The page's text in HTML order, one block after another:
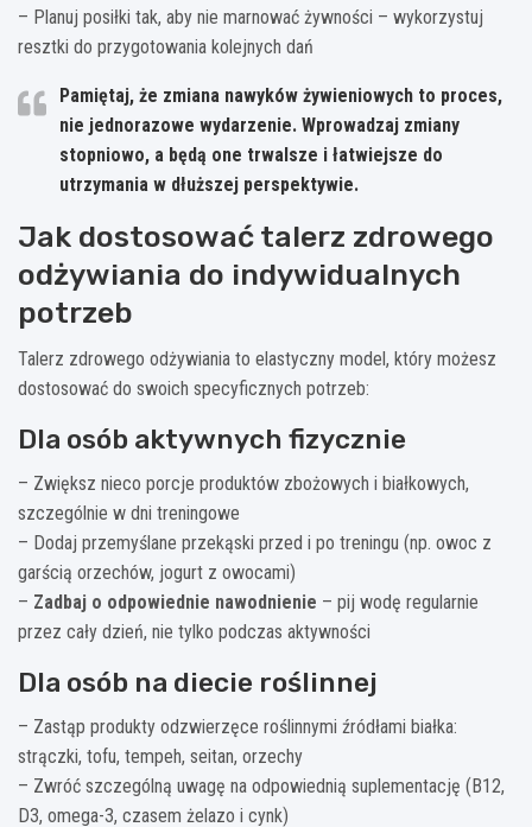
– Planuj posiłki tak, aby nie marnować żywności – wykorzystuj
resztki do przygotowania kolejnych dań
Pamiętaj, że zmiana nawyków żywieniowych to proces,
nie jednorazowe wydarzenie. Wprowadzaj zmiany
stopniowo, a będą one trwalsze i łatwiejsze do
utrzymania w dłuższej perspektywie.
Jak dostosować talerz zdrowego
odżywiania do indywidualnych
potrzeb
Talerz zdrowego odżywiania to elastyczny model, który możesz
dostosować do swoich specyficznych potrzeb:
Dla osób aktywnych fizycznie
– Zwiększ nieco porcje produktów zbożowych i białkowych,
szczególnie w dni treningowe
– Dodaj przemyślane przekąski przed i po treningu (np. owoc z
garścią orzechów, jogurt z owocami)
– Zadbaj o odpowiednie nawodnienie – pij wodę regularnie
przez cały dzień, nie tylko podczas aktywności
Dla osób na diecie roślinnej
– Zastąp produkty odzwierzęce roślinnymi źródłami białka:
strączki, tofu, tempeh, seitan, orzechy
– Zwróć szczególną uwagę na odpowiednią suplementację (B12,
D3, omega-3, czasem żelazo i cynk)